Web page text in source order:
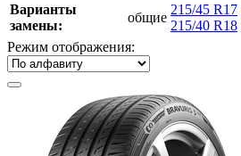
Варианты
замены:
общие
215/45 R17
215/40 R18
Режим отображения: